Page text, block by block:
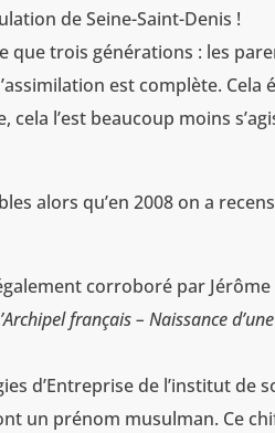
de Seine-Saint-Denis !
trois générations : les
est complète. Cela
l’est beaucoup moins
alors qu’en 2008 on a
corroboré par
français – Naissance
d’Entreprise de l’institut de
un prénom musulman. Ce